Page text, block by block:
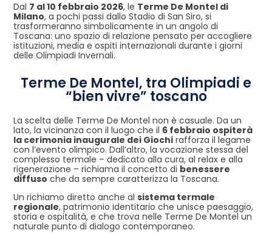
Dal 7 al 10 febbraio 2026, le Terme De Montel di
Milano, a pochi passi dallo Stadio di San Siro, si
trasformeranno simbolicamente in un angolo di
Toscana: uno spazio di relazione pensato per accogliere
istituzioni, media e ospiti internazionali durante i giorni
delle Olimpiadi Invernali.
Terme De Montel, tra Olimpiadi e
“bien vivre” toscano
La scelta delle Terme De Montel non è casuale. Da un
lato, la vicinanza con il luogo che il 6 febbraio ospiterà
la cerimonia inaugurale dei Giochi rafforza il legame
con l’evento olimpico. Dall’altro, la vocazione stessa del
complesso termale – dedicato alla cura, al relax e alla
rigenerazione – richiama il concetto di benessere
diffuso che da sempre caratterizza la Toscana.
Un richiamo diretto anche al sistema termale
regionale, patrimonio identitario che unisce paesaggio,
storia e ospitalità, e che trova nelle Terme De Montel un
naturale punto di dialogo contemporaneo.